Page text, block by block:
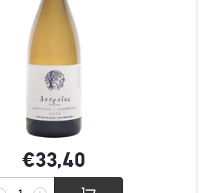
€33,40